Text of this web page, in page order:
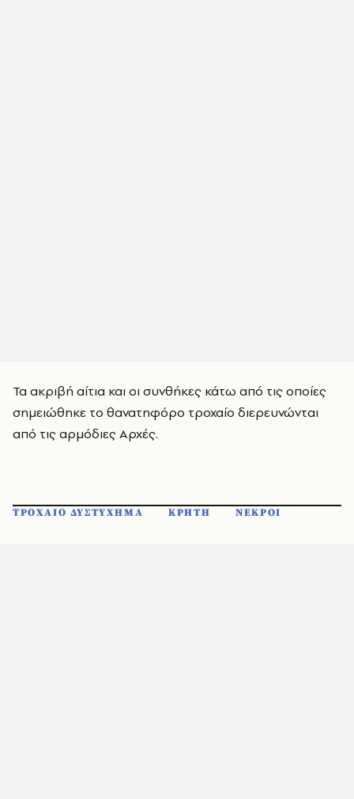
Τα ακριβή αίτια και οι συνθήκες κάτω από τις οποίες
σημειώθηκε το θανατηφόρο τροχαίο διερευνώνται
από τις αρμόδιες Αρχές.
ΤΡΟΧΑΙΟ ΔΥΣΤΥΧΗΜΑ ΚΡΗΤΗ ΝΕΚΡΟΙ